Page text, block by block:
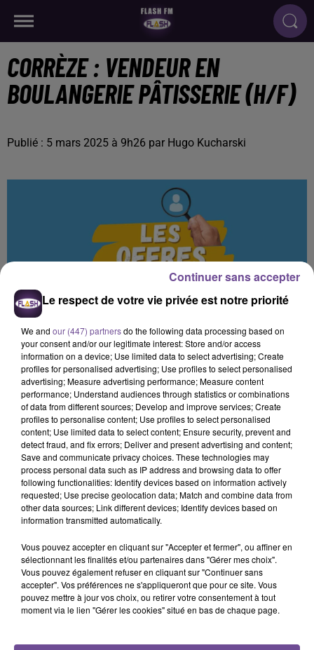
CORRÈZE : VENDEUR EN
BOULANGERIE PÂTISSERIE (H/F)
Publié : 5 mars 2025 à 9h26 par Hugo Kucharski
Une entreprise à Egletons recherche un
Vendeur en Boulangerie Pâtisserie
(H/F).
Une entreprise à Egletons recherche un Vendeur en
Boulangerie Pâtisserie (H/F). Vous devrez effectuer de la
vente de pains, pâtisseries et sandwichs, ainsi que de la
tenue de caisse et de l’entretien du point de vente. Le poste
est à pourvoir en CDI, sur un contrat à 35 heures/semaine.
Une première expérience de 3 ans sur un poste similaire est
exigée.
Le respect de votre vie privée est notre priorité
We and our (447) partnersdo the following data processing based on
your consent and/or our legitimate interest: Store and/or access
information on a device; Use limited data to select advertising; Create
profiles for personalised advertising; Use profiles to select personalised
advertising; Measure advertising performance; Measure content
performance; Understand audiences through statistics or combinations
of data from different sources; Develop and improve services; Create
profiles to personalise content; Use profiles to select personalised
content; Use limited data to select content; Ensure security, prevent and
detect fraud, and fix errors; Deliver and present advertising and content;
Save and communicate privacy choices. These technologies may
process personal data such as IP address and browsing data to offer
following functionalities: Identify devices based on information actively
requested; Use precise geolocation data; Match and combine data from
other data sources; Link different devices; Identify devices based on
information transmitted automatically.
Vous pouvez accepter en cliquant sur "Accepter et fermer", ou affiner en
sélectionnant les finalités et/ou partenaires dans "Gérer mes choix".
Vous pouvez également refuser en cliquant sur "Continuer sans
accepter". Vos préférences ne s'appliqueront que pour ce site. Vous
pouvez mettre à jour vos choix, ou retirer votre consentement à tout
moment via le lien "Gérer les cookies" situé en bas de chaque page.
Continuer sans accepter